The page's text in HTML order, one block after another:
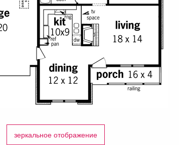
зеркальное отображение